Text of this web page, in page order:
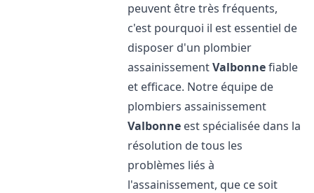
peuvent être très fréquents,
c'est pourquoi il est essentiel de
disposer d'un plombier
assainissementValbonnefiable
et efficace. Notre équipe de
plombiers assainissement
Valbonne est spécialisée dans la
résolution de tous les
problèmes liés à
l'assainissement, que ce soit